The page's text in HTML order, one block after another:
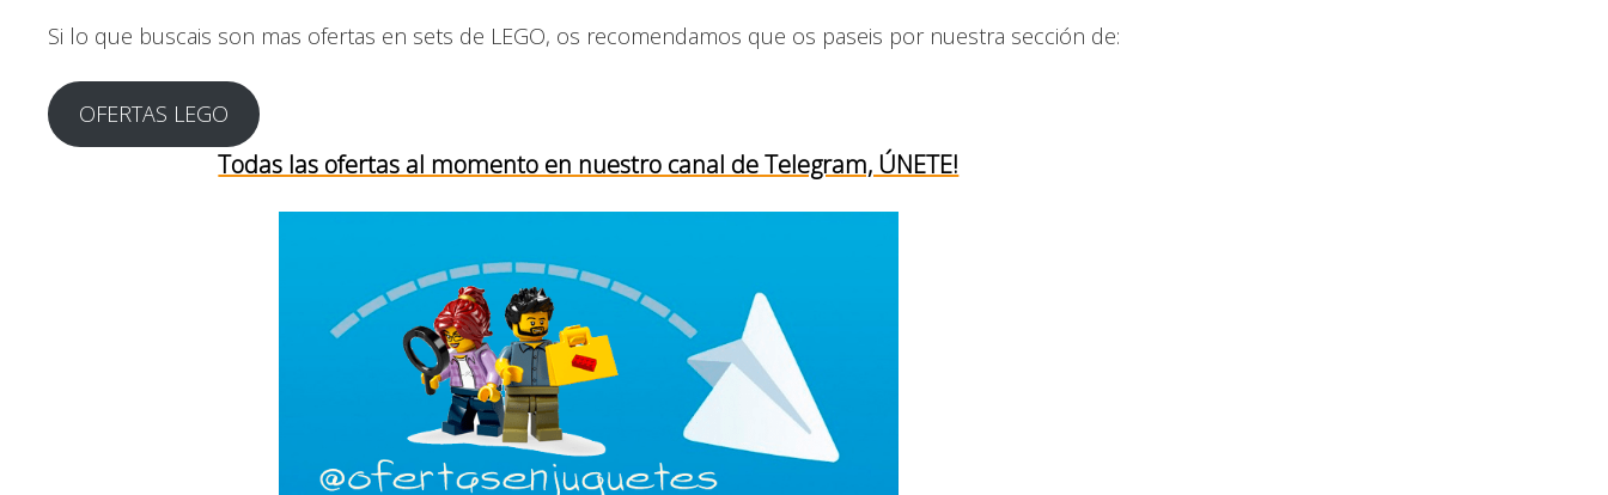
Si lo que buscais son mas ofertas en sets de LEGO, os recomendamos que os paseis por nuestra sección de:
OFERTAS LEGO
Todas las ofertas al momento en nuestro canal de Telegram, ÚNETE!